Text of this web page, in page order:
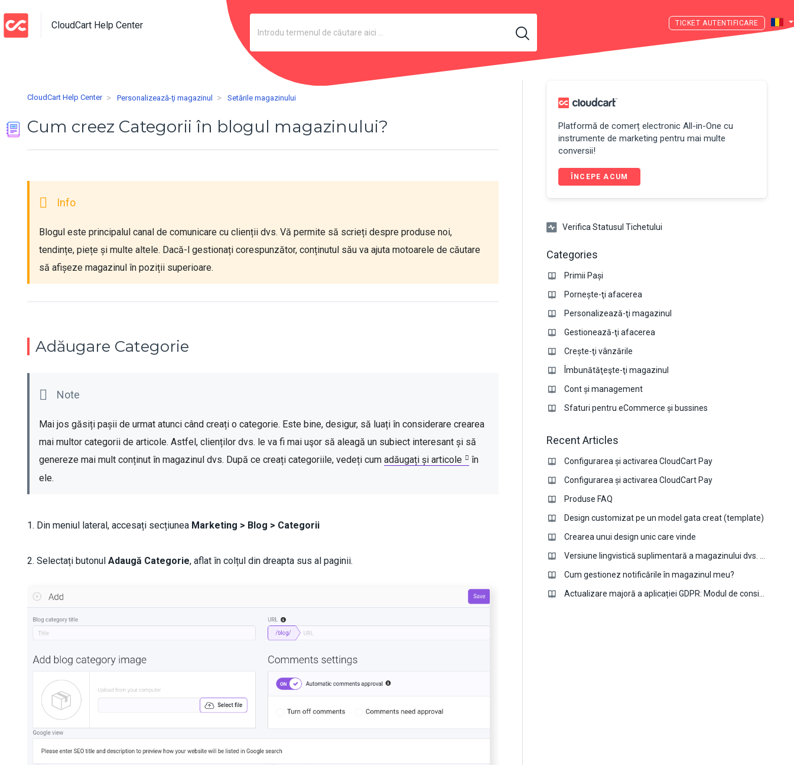
CloudCart Help Center AUTENTIFICARE
CloudCart Help Center Personalizează-ţi magazinul Setările magazinului
Cum creez Categorii în blogul magazinului?
Blogul este principalul canal de comunicare cu clienții dvs. Vă permite să scrieți despre produse noi,
tendințe, piețe și multe altele. Dacă-l gestionați corespunzător, conținutul său va ajuta motoarele de căutare
să afișeze magazinul în poziții superioare.
Adăugare Categorie
Mai jos găsiți pașii de urmat atunci când creați o categorie. Este bine, desigur, să luați în considerare crearea
mai multor categorii de articole. Astfel, clienților dvs. le va fi mai uşor să aleagă un subiect interesant și să
genereze mai mult conținut în magazinul dvs. După ce creați categoriile, vedeți cum adăugați și articole
în
ele.
1. Din meniul lateral, accesați secțiunea Marketing > Blog > Categorii
2. Selectați butonulAdaugă Categorie, aflat în colțul din dreapta sus al paginii.
Platformă de comerț electronic All-in-One cu
instrumente de marketing pentru mai multe
conversii!
ÎNCEPE ACUM
Verifica Statusul Tichetului
Categories
Primii Pași
Pornește-ţi afacerea
Personalizează-ţi magazinul
Gestionează-ţi afacerea
Crește-ţi vânzările
Îmbunătăţeşte-ţi magazinul
Cont și management
Sfaturi pentru eCommerce și bussines
Recent Articles
Configurarea și activarea CloudCart Pay
Configurarea și activarea CloudCart Pay
Produse FAQ
Design customizat pe un model gata creat (template)
Crearea unui design unic care vinde
Cum gestionez notificările în magazinul meu?